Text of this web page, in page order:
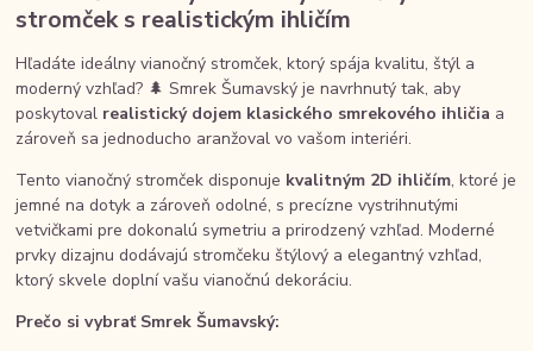
stromček s realistickým ihličím
Hľadáte ideálny vianočný stromček, ktorý spája kvalitu, štýl a
moderný vzhľad? 🌲 Smrek Šumavský je navrhnutý tak, aby
poskytoval realistický dojem klasického smrekového ihličia a
zároveň sa jednoducho aranžoval vo vašom interiéri.
Tento vianočný stromček disponuje kvalitným 2D ihličím, ktoré je
jemné na dotyk a zároveň odolné, s precízne vystrihnutými
vetvičkami pre dokonalú symetriu a prirodzený vzhľad. Moderné
prvky dizajnu dodávajú stromčeku štýlový a elegantný vzhľad,
ktorý skvele doplní vašu vianočnú dekoráciu.
Prečo si vybrať Smrek Šumavský: